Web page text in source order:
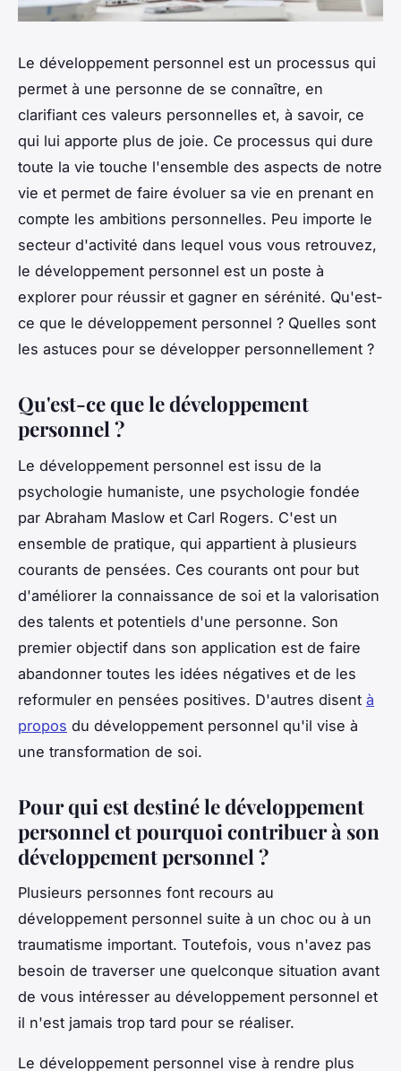
Le développement personnel est un processus qui
permet à une personne de se connaître, en
clarifiant ces valeurs personnelles et, à savoir, ce
qui lui apporte plus de joie. Ce processus qui dure
toute la vie touche l'ensemble des aspects de notre
vie et permet de faire évoluer sa vie en prenant en
compte les ambitions personnelles. Peu importe le
secteur d'activité dans lequel vous vous retrouvez,
le développement personnel est un poste à
explorer pour réussir et gagner en sérénité. Qu'est-
ce que le développement personnel ? Quelles sont
les astuces pour se développer personnellement ?
Qu'est-ce que le développement
personnel ?
Le développement personnel est issu de la
psychologie humaniste, une psychologie fondée
par Abraham Maslow et Carl Rogers. C'est un
ensemble de pratique, qui appartient à plusieurs
courants de pensées. Ces courants ont pour but
d'améliorer la connaissance de soi et la valorisation
des talents et potentiels d'une personne. Son
premier objectif dans son application est de faire
abandonner toutes les idées négatives et de les
reformuler en pensées positives. D'autres disent à
propos du développement personnel qu'il vise à
une transformation de soi.
Pour qui est destiné le développement
personnel et pourquoi contribuer à son
développement personnel ?
Plusieurs personnes font recours au
développement personnel suite à un choc ou à un
traumatisme important. Toutefois, vous n'avez pas
besoin de traverser une quelconque situation avant
de vous intéresser au développement personnel et
il n'est jamais trop tard pour se réaliser.
Le développement personnel vise à rendre plus